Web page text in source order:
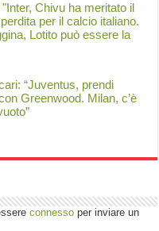
Chivu ha meritato il
per il calcio italiano.
Lotito può essere la
“Juventus, prendi
Greenwood. Milan, c’è
connesso per inviare un